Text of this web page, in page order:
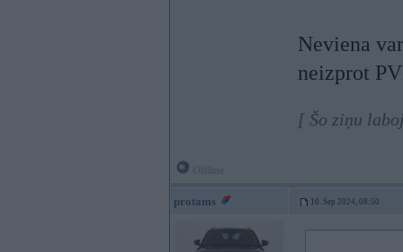
Neviena
neizprot
[ Šo ziņu
protams 10. Sep 2024, 08:50